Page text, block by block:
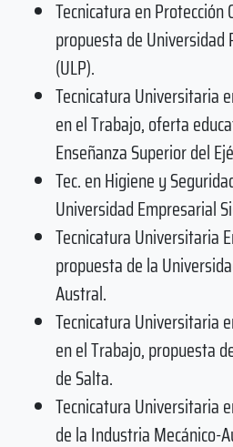
Tecnicatura en Protección
propuesta de Universidad
(ULP).
Tecnicatura Universitaria
en el Trabajo, oferta
Enseñanza Superior del
Tec. en Higiene y
Universidad Empresarial
Tecnicatura Universitaria
propuesta de la
Austral.
Tecnicatura Universitaria
en el Trabajo, propuesta
de Salta.
Tecnicatura Universitaria
de la Industria Mecánico-